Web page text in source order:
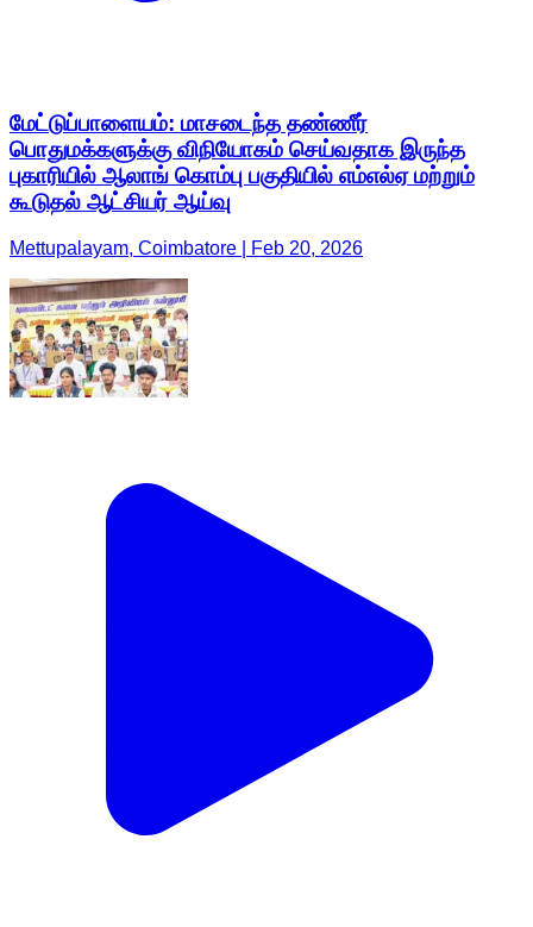
மேட்டுப்பாளையம்: மாசடைந்த தண்ணீர்
பொதுமக்களுக்கு விநியோகம் செய்வதாக இருந்த
புகாரியில் ஆலாங் கொம்பு பகுதியில் எம்எல்ஏ மற்றும்
கூடுதல் ஆட்சியர் ஆய்வு
Mettupalayam, Coimbatore | Feb 20, 2026